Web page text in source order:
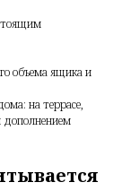
объема ящика и
на террасе,
дополнением